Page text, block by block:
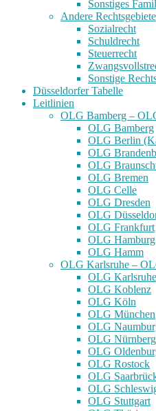
Sonstiges
Andere Rechtsgebiete
Sozialrecht
Schuldrecht
Steuerrecht
Sonstige
Düsseldorfer Tabelle
Leitlinien
OLG Bamberg –
OLG Bamberg
OLG Berlin
OLG
OLG
OLG Bremen
OLG Celle
OLG Dresden
OLG
OLG Frankfurt
OLG Hamburg
OLG Hamm
OLG Karlsruhe –
OLG Karlsruhe
OLG Koblenz
OLG Köln
OLG München
OLG
OLG Nürnberg
OLG
OLG Rostock
OLG
OLG
OLG Stuttgart